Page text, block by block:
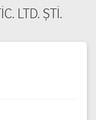
LTD. ŞTİ.